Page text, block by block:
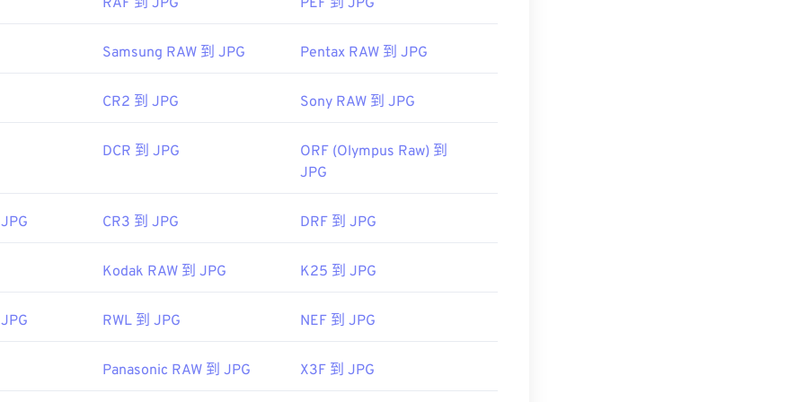
从图像中选择颜色
RAF 到 JPG PEF 到 JPG
Samsung RAW 到 JPG Pentax RAW 到 JPG
CR2 到 JPG Sony RAW 到 JPG
DCR 到 JPG
ORF (Olympus Raw) 到
JPG
CR3 到 JPG DRF 到 JPG
Kodak RAW 到 JPG K25 到 JPG
RWL 到 JPG NEF 到 JPG
Panasonic RAW 到 JPG X3F 到 JPG